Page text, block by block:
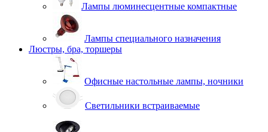
Лампы люминесцентные компактные
Лампы специального назначения
Люстры, бра, торшеры
Офисные настольные лампы, ночники
Светильники встраиваемые